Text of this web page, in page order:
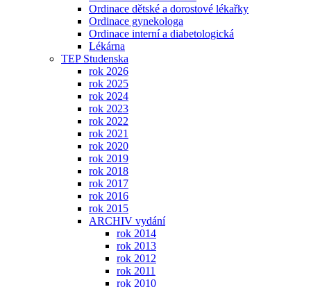
Ordinace dětské a dorostové lékařky
Ordinace gynekologa
Ordinace interní a diabetologická
Lékárna
TEP Studenska
rok 2026
rok 2025
rok 2024
rok 2023
rok 2022
rok 2021
rok 2020
rok 2019
rok 2018
rok 2017
rok 2016
rok 2015
ARCHIV vydání
rok 2014
rok 2013
rok 2012
rok 2011
rok 2010